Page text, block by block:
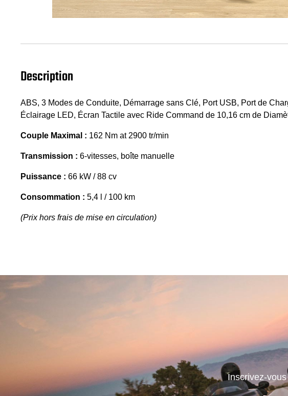
Description
ABS, 3 Modes de Conduite, Démarrage sans Clé, Port USB, Port de
Éclairage LED, Écran Tactile avec Ride Command de 10,16 cm de
Couple Maximal : 162 Nm at 2900 tr/min
Transmission : 6-vitesses, boîte manuelle
Puissance : 66 kW / 88 cv
Consommation : 5,4 l / 100 km
(Prix hors frais de mise en circulation)
Inscrivez-